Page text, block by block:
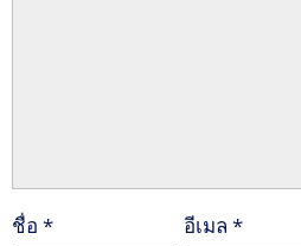
ชื่อ * อีเมล *